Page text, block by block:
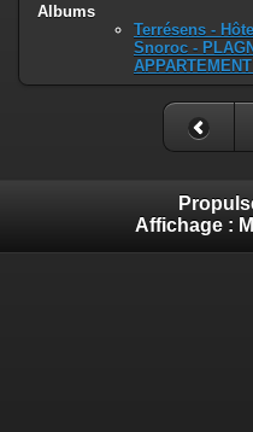
Albums
Terrésens -
Snoroc -
Affichage :